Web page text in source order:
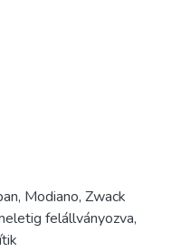
Modiano, Zwack
felállványozva,